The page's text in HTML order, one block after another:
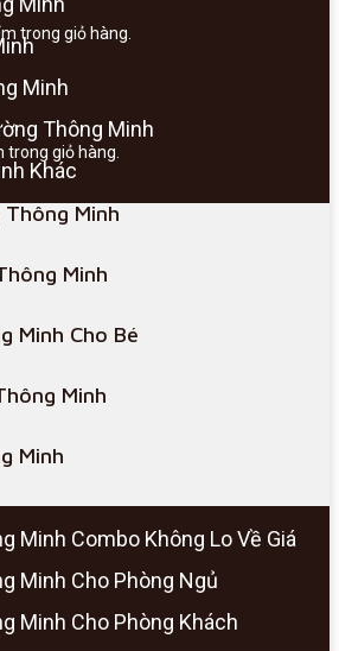
trong giỏ hàng.
trong giỏ hàng.
Minh
Thông Minh
Khác
Minh
Minh
Minh Cho Bé
Minh
Minh
Minh Combo Không Lo Về Giá
Minh Cho Phòng Ngủ
Minh Cho Phòng Khách